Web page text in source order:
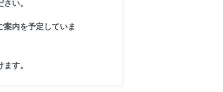
い。
内を予定していま
す。